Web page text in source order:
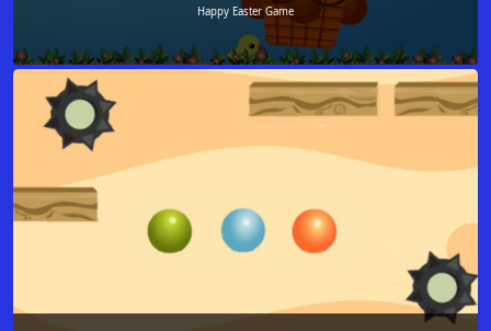
Happy Easter Game